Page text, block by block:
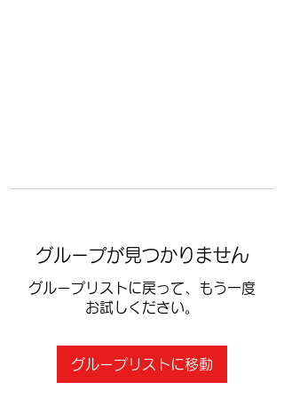
グループが見つかりません
グループリストに戻って、もう一度
お試しください。
グループリストに移動